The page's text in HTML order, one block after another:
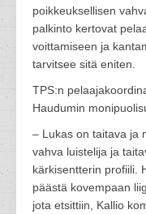
poikkeuksellisen
palkinto kertovat
voittamiseen ja
tarvitsee sitä eniten.
TPS:n
Haudumin
– Lukas on taitava ja
vahva luistelija ja
kärkisentterin profiili.
päästä kovempaan
jota etsittiin, Kallio